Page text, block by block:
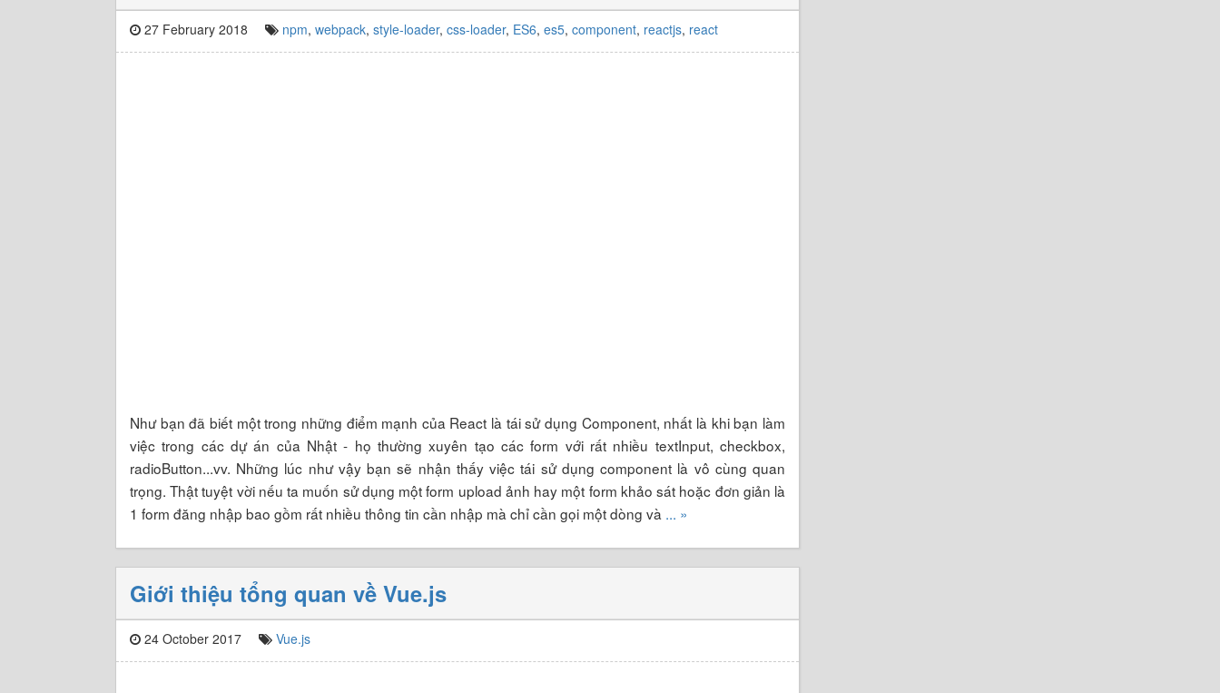
27 February 2018 npm, webpack, style-loader, css-loader, ES6, es5, component, reactjs, react
Như bạn đã biết một trong những điểm mạnh của React là tái sử dụng Component, nhất là khi bạn làm
việc trong các dự án của Nhật - họ thường xuyên tạo các form với rất nhiều textInput, checkbox,
radioButton...vv. Những lúc như vậy bạn sẽ nhận thấy việc tái sử dụng component là vô cùng quan
trọng. Thật tuyệt vời nếu ta muốn sử dụng một form upload ảnh hay một form khảo sát hoặc đơn giản là
1 form đăng nhập bao gồm rất nhiều thông tin cần nhập mà chỉ cần gọi một dòng và ... »
Giới thiệu tổng quan về Vue.js
24 October 2017 Vue.js